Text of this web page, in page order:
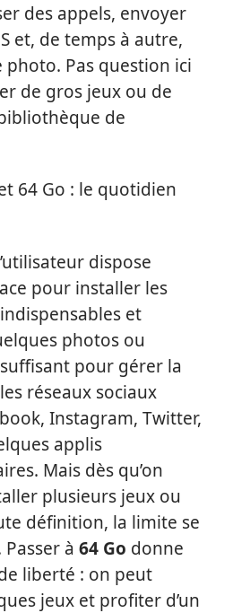
des appels, envoyer
et, de temps à autre,
Pas question ici
de gros jeux ou de
de
64 Go : le quotidien
dispose
pour installer les
et
photos ou
suffisant pour gérer la
réseaux sociaux
Instagram, Twitter,
applis
Mais dès qu’on
plusieurs jeux ou
définition, la limite se
à 64 Go donne
liberté : on peut
jeux et profiter d’un